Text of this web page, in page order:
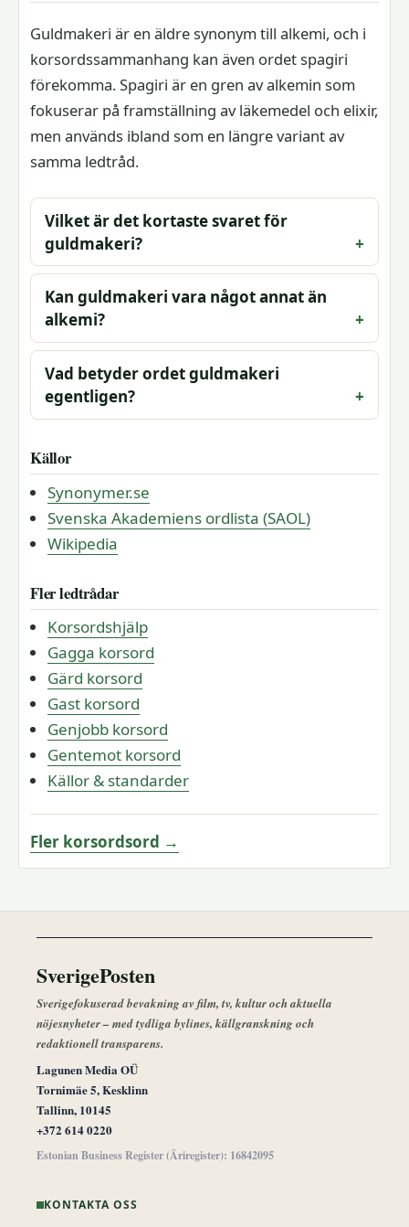
Guldmakeri är en äldre synonym till alkemi, och i
korsordssammanhang kan även ordet spagiri
förekomma. Spagiri är en gren av alkemin som
fokuserar på framställning av läkemedel och elixir,
men används ibland som en längre variant av
samma ledtråd.
Vilket är det kortaste svaret för
guldmakeri?
Kan guldmakeri vara något annat än
alkemi?
Vad betyder ordet guldmakeri
egentligen?
Källor
Synonymer.se
Svenska Akademiens ordlista (SAOL)
Wikipedia
Fler ledtrådar
Korsordshjälp
Gagga korsord
Gärd korsord
Gast korsord
Genjobb korsord
Gentemot korsord
Källor & standarder
Fler korsordsord →
SverigePosten
Sverigefokuserad bevakning av film, tv, kultur och aktuella
nöjesnyheter – med tydliga bylines, källgranskning och
redaktionell transparens.
Lagunen Media OÜ
Tornimäe 5, Kesklinn
Tallinn, 10145
+372 614 0220
Estonian Business Register (Äriregister): 16842095
KONTAKTA OSS